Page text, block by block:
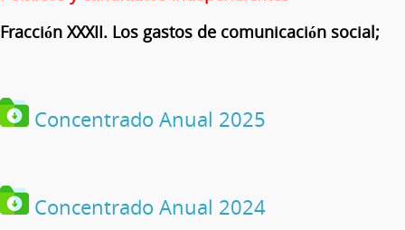
Fracción XXXII. Los gastos de comunicación social;
Concentrado Anual 2025
Concentrado Anual 2024